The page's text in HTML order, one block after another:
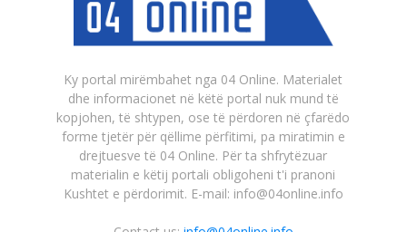
Ky portal mirëmbahet nga 04 Online. Materialet
dhe informacionet në këtë portal nuk mund të
kopjohen, të shtypen, ose të përdoren në çfarëdo
forme tjetër për qëllime përfitimi, pa miratimin e
drejtuesve të 04 Online. Për ta shfrytëzuar
materialin e këtij portali obligoheni t'i pranoni
Kushtet e përdorimit. E-mail: info@04online.info